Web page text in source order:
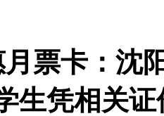
票卡：沈
生凭相关